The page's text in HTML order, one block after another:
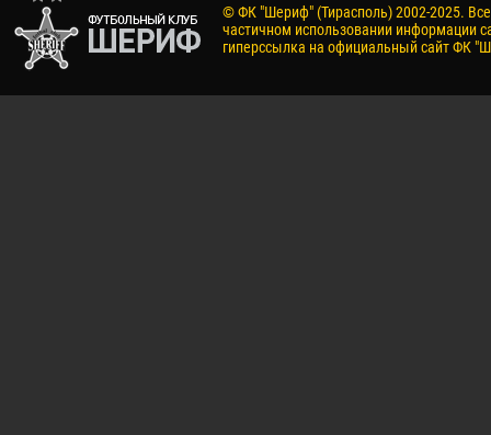
© ФК "Шериф" (Тирасполь) 2002-2025.
частичном использовании информации
гиперссылка на официальный сайт ФК